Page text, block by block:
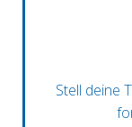
Stell deine